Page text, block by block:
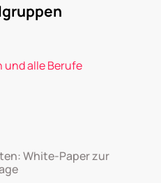
und alle Berufe
White-Paper zur